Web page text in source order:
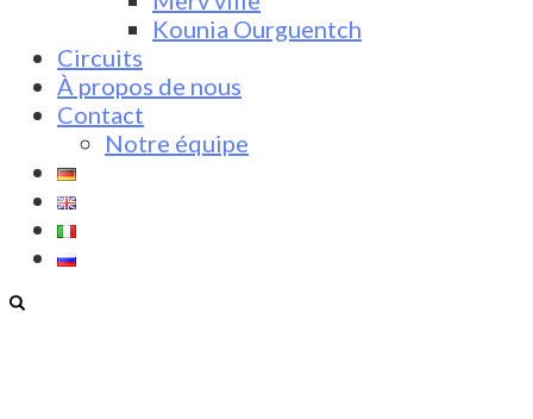
Kounia Ourguentch
Circuits
À propos de nous
Contact
Notre équipe